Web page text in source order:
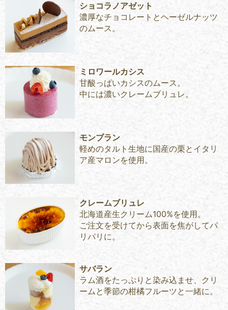
ショコラノアゼット
濃厚なチョコレートとヘーゼルナッツ
のムース。
ミロワールカシス
甘酸っぱいカシスのムース。
中には濃いクレームブリュレ。
モンブラン
軽めのタルト生地に国産の栗とイタリ
ア産マロンを使用。
クレームブリュレ
北海道産生クリーム100%を使用。
ご注文を受けてから表面を焦がしてパ
リパリに。
サバラン
ラム酒をたっぷりと染み込ませ、クリ
ームと季節の柑橘フルーツと一緒に。